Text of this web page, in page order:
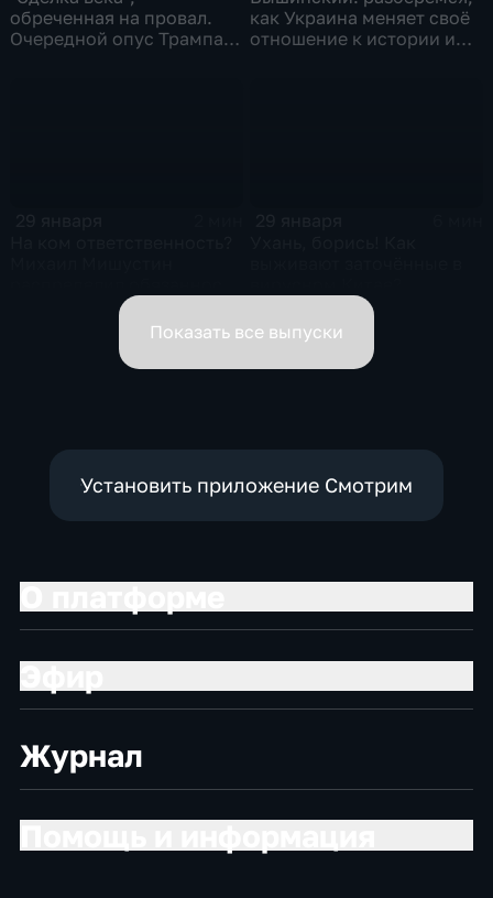
обреченная на провал.
Очередной опус Трампа.
как Украина меняет своё
отношение к истории и
вице-премьеров
Показать все выпуски
Установить приложение Смотрим
Журнал